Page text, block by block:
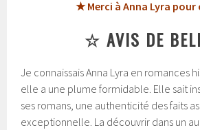
★ Merci à Anna Lyra pour
☆ AVIS DE
Je connaissais Anna Lyra en romances
elle a une plume formidable. Elle sait
ses romans, une authenticité des faits
exceptionnelle. La découvrir dans un